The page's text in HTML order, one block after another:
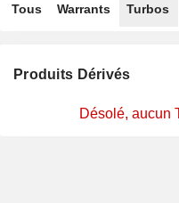
Tous Warrants Turbos
Produits Dérivés
Désolé, aucun